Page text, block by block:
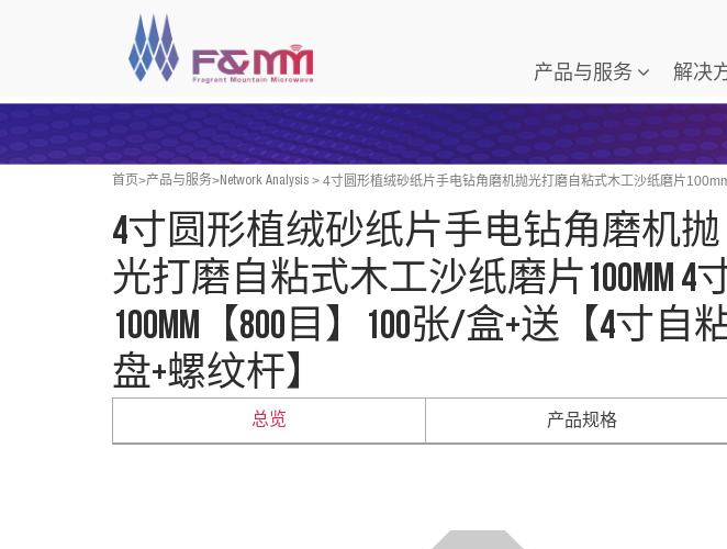
产品与服务 解决
首页>产品与服务>Network Analysis > 4寸圆形植绒砂纸片手电钻角磨机抛光打磨自粘式木工沙纸磨片
4寸圆形植绒砂纸片手电钻角磨机抛
光打磨自粘式木工沙纸磨片100mm 4
100MM【800目】100张/盒+送【4寸自
盘+螺纹杆】
总览 产品规格